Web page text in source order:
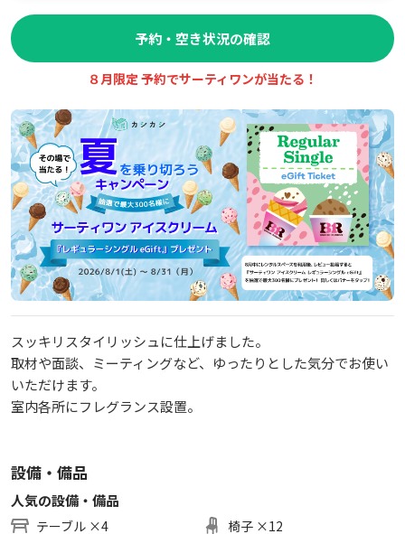
予約・空き状況の確認
８月限定 予約でサーティワンが当たる！
スッキリスタイリッシュに仕上げました。
取材や面談、ミーティングなど、ゆったりとした気分でお使い
いただけます。
室内各所にフレグランス設置。
設備・備品
人気の設備・備品
テーブル ×4
椅子 ×12